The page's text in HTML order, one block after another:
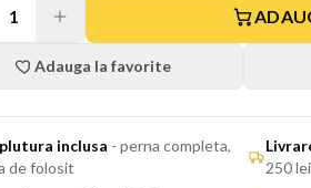
1
Adauga la favorite
inclusa -perna completa,
de folosit
250 lei